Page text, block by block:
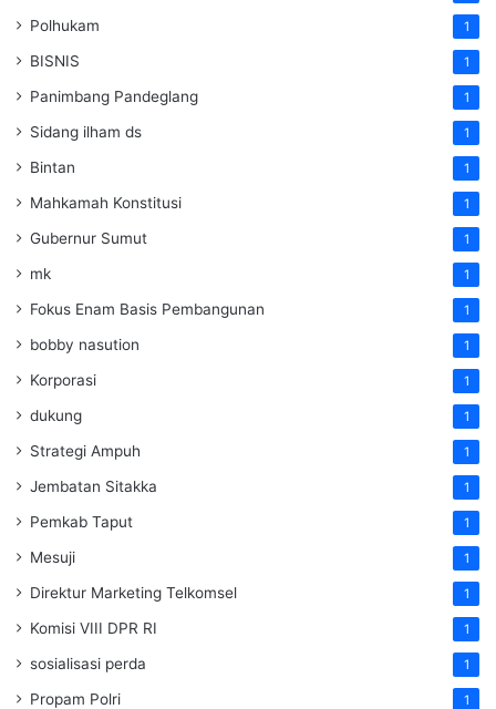
Polhukam 1
BISNIS 1
Panimbang Pandeglang 1
Sidang ilham ds 1
Bintan 1
Mahkamah Konstitusi 1
Gubernur Sumut 1
mk 1
Fokus Enam Basis Pembangunan 1
bobby nasution 1
Korporasi 1
dukung 1
Strategi Ampuh 1
Jembatan Sitakka 1
Pemkab Taput 1
Mesuji 1
Direktur Marketing Telkomsel 1
Komisi VIII DPR RI 1
sosialisasi perda 1
Propam Polri 1